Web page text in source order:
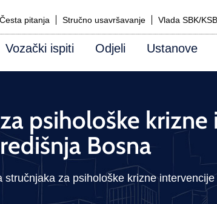
Česta pitanja Stručno usavršavanje Vlada SBK/KSB
Vozački ispiti Odjeli Ustanove
psihološke
Bosna
stručnjaka za psihološke krizne